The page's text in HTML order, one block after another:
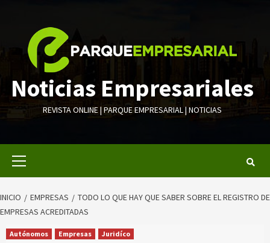
contenido
Noticias Empresariales
REVISTA ONLINE | PARQUE EMPRESARIAL | NOTICIAS
INICIO EMPRESAS
TODO LO QUE HAY QUE SABER SOBRE EL REGISTRO DE
EMPRESAS ACREDITADAS
Autónomos Empresas Juridíco